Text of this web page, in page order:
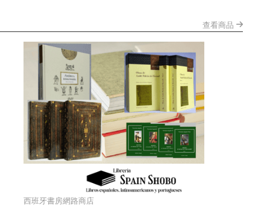
查看商品
西班牙書房網路商店